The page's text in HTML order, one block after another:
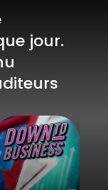
jour.
To Business